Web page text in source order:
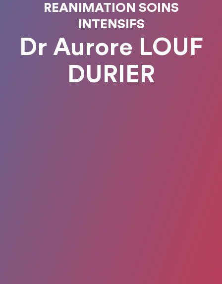
REANIMATION SOINS
INTENSIFS
Dr Aurore LOUF
DURIER